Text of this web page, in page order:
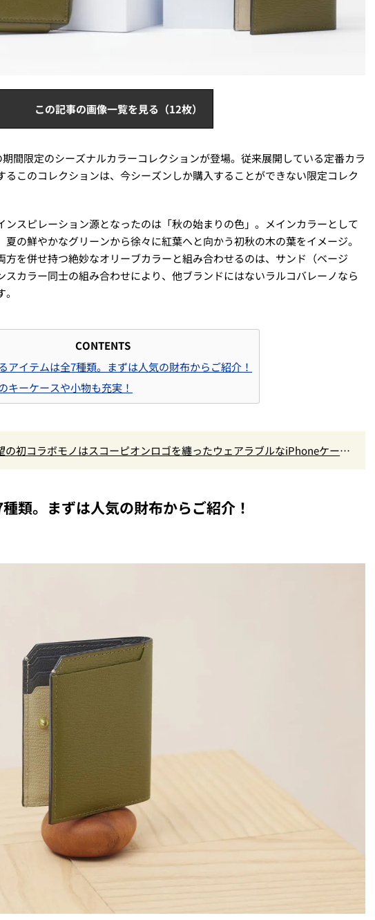
この記事の画像一覧を見る（12枚）
間限定のシーズナルカラーコレクションが登場。従来展開している定番カラ
このコレクションは、今シーズンしか購入することができない限定コレク
ンスピレーション源となったのは「秋の始まりの色」。メインカラーとして
の鮮やかなグリーンから徐々に紅葉へと向かう初秋の木の葉をイメージ。
方を併せ持つ絶妙なオリーブカラーと組み合わせるのは、サンド（ベージ
スカラー同士の組み合わせにより、他ブランドにはないラルコバレーノなら
CONTENTS
アイテムは全7種類。まずは人気の財布からご紹介！
キーケースや小物も充実！
の初コラボモノはスコーピオンロゴを纏ったウェアラブルなiPhoneケー
類。まずは人気の財布からご紹介！